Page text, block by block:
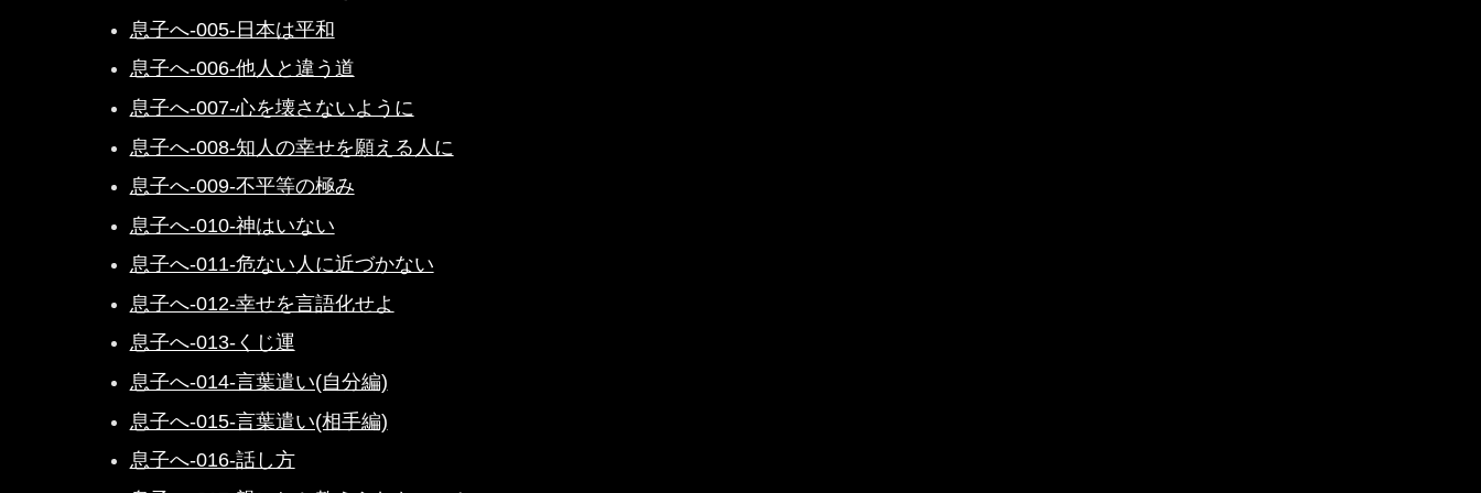
息子へ-005-日本は平和
息子へ-006-他人と違う道
息子へ-007-心を壊さないように
息子へ-008-知人の幸せを願える人に
息子へ-009-不平等の極み
息子へ-010-神はいない
息子へ-011-危ない人に近づかない
息子へ-012-幸せを言語化せよ
息子へ-013-くじ運
息子へ-014-言葉遣い(自分編)
息子へ-015-言葉遣い(相手編)
息子へ-016-話し方